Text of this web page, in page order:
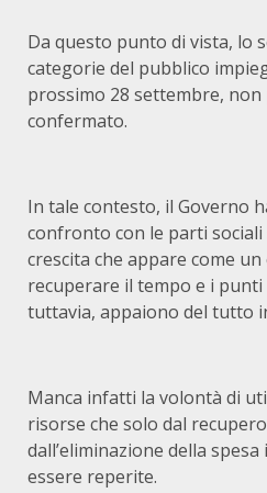
Da questo punto di vista, lo
categorie del pubblico
prossimo 28 settembre, non
confermato.
In tale contesto, il Governo
confronto con le parti
crescita che appare come
recuperare il tempo e i
tuttavia, appaiono del tutto
Manca infatti la volontà di
risorse che solo dal recupero
dall’eliminazione della
essere reperite.